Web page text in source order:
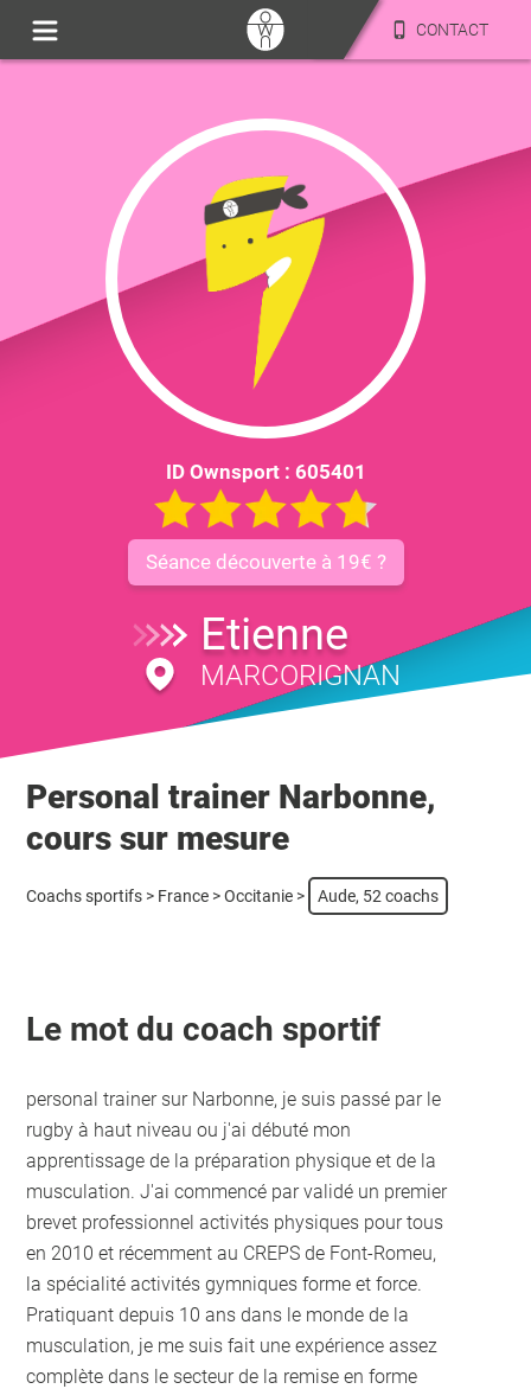
CONTACT
ID Ownsport : 605401
Séance découverte à 19€ ?
Etienne
MARCORIGNAN
Personal trainer Narbonne,
cours sur mesure
Coachs sportifs > France > Occitanie > Aude, 52 coachs
Le mot du coach sportif
personal trainer sur Narbonne, je suis passé par le
rugby à haut niveau ou j'ai débuté mon
apprentissage de la préparation physique et de la
musculation. J'ai commencé par validé un premier
brevet professionnel activités physiques pour tous
en 2010 et récemment au CREPS de Font-Romeu,
la spécialité activités gymniques forme et force.
Pratiquant depuis 10 ans dans le monde de la
musculation, je me suis fait une expérience assez
complète dans le secteur de la remise en forme